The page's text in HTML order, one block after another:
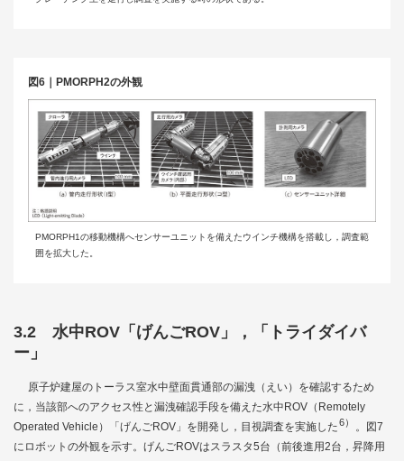
図6｜PMORPH2の外観
PMORPH1の移動機構へセンサーユニットを備えたウインチ機構を搭載し，調査範
囲を拡大した。
3.2 水中ROV「げんごROV」，「トライダイバ
ー」
原子炉建屋のトーラス室水中壁面貫通部の漏洩（えい）を確認するため
に，当該部へのアクセス性と漏洩確認手段を備えた水中ROV（Remotely
Operated Vehicle）「げんごROV」を開発し，目視調査を実施した6） 。
図7
にロボットの外観を示す。げんごROVはスラスタ5台（前後進用2台，昇降用